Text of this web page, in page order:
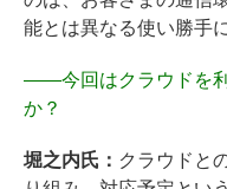
能とは異なる使い勝手
――今回はクラウドを
か？
堀之内氏： クラウドと